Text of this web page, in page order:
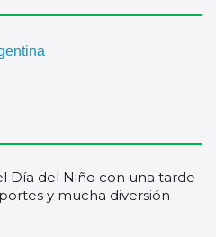
Día del Niño con una tarde
y mucha diversión